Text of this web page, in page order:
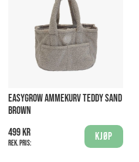
EASYGROW AMMEKURV TEDDY SAND
BROWN
499 kr
Rek. pris:
Kjøp